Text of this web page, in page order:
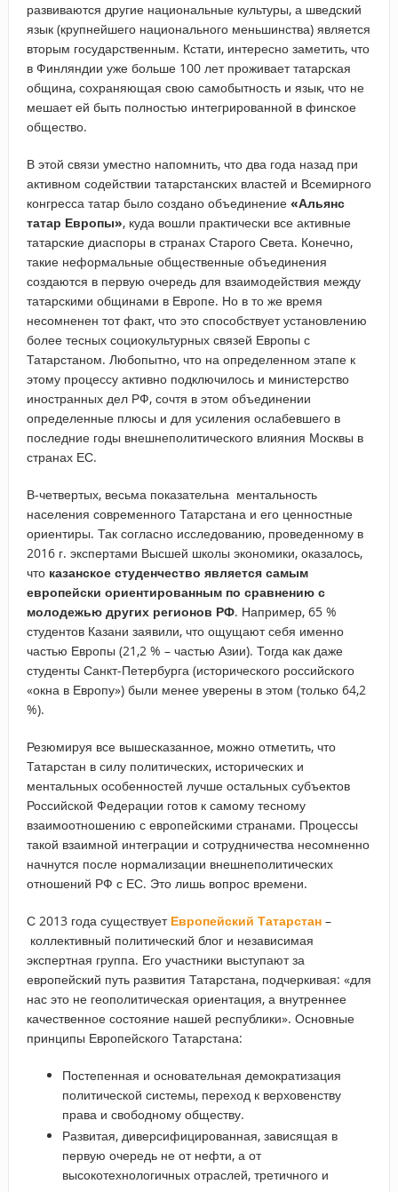
развиваются другие национальные культуры, а шведский
язык (крупнейшего национального меньшинства) является
вторым государственным. Кстати, интересно заметить, что
в Финляндии уже больше 100 лет проживает татарская
община, сохраняющая свою самобытность и язык, что не
мешает ей быть полностью интегрированной в финское
общество.
В этой связи уместно напомнить, что два года назад при
активном содействии татарстанских властей и Всемирного
конгресса татар было создано объединение «Альянс
татар Европы», куда вошли практически все активные
татарские диаспоры в странах Старого Света. Конечно,
такие неформальные общественные объединения
создаются в первую очередь для взаимодействия между
татарскими общинами в Европе. Но в то же время
несомненен тот факт, что это способствует установлению
более тесных социокультурных связей Европы с
Татарстаном. Любопытно, что на определенном этапе к
этому процессу активно подключилось и министерство
иностранных дел РФ, сочтя в этом объединении
определенные плюсы и для усиления ослабевшего в
последние годы внешнеполитического влияния Москвы в
странах ЕС.
В-четвертых, весьма показательна ментальность
населения современного Татарстана и его ценностные
ориентиры. Так согласно исследованию, проведенному в
2016 г. экспертами Высшей школы экономики, оказалось,
что казанское студенчество является самым
европейски ориентированным по сравнению с
молодежью других регионов РФ. Например, 65 %
студентов Казани заявили, что ощущают себя именно
частью Европы (21,2 % – частью Азии). Тогда как даже
студенты Санкт-Петербурга (исторического российского
«окна в Европу») были менее уверены в этом (только 64,2
%).
Резюмируя все вышесказанное, можно отметить, что
Татарстан в силу политических, исторических и
ментальных особенностей лучше остальных субъектов
Российской Федерации готов к самому тесному
взаимоотношению с европейскими странами. Процессы
такой взаимной интеграции и сотрудничества несомненно
начнутся после нормализации внешнеполитических
отношений РФ с ЕС. Это лишь вопрос времени.
С 2013 года существует Европейский Татарстан–
коллективный политический блог и независимая
экспертная группа. Его участники выступают за
европейский путь развития Татарстана, подчеркивая: «для
нас это не геополитическая ориентация, а внутреннее
качественное состояние нашей республики». Основные
принципы Европейского Татарстана:
Постепенная и основательная демократизация
политической системы, переход к верховенству
права и свободному обществу.
Развитая, диверсифицированная, зависящая в
первую очередь не от нефти, а от
высокотехнологичных отраслей, третичного и